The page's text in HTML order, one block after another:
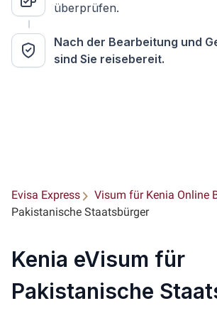
überprüfen.
Nach der Bearbeitung und
sind Sie reisebereit.
Evisa Express
Visum für Kenia Online
Pakistanische Staatsbürger
Kenia eVisum für
Pakistanische